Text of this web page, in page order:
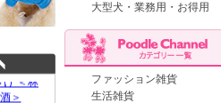
大型犬・業務用・お得用
ファッション雑貨
生活雑貨